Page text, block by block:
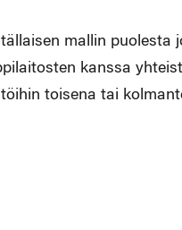
mallin
kanssa
toisena tai
LinkedIn:ssä